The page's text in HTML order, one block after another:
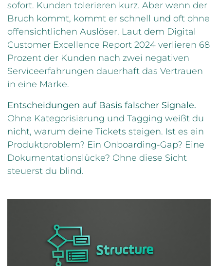
sofort. Kunden tolerieren kurz. Aber wenn der
Bruch kommt, kommt er schnell und oft ohne
offensichtlichen Auslöser. Laut dem Digital
Customer Excellence Report 2024 verlieren 68
Prozent der Kunden nach zwei negativen
Serviceerfahrungen dauerhaft das Vertrauen
in eine Marke.
Entscheidungen auf Basis falscher Signale.
Ohne Kategorisierung und Tagging weißt du
nicht, warum deine Tickets steigen. Ist es ein
Produktproblem? Ein Onboarding-Gap? Eine
Dokumentationslücke? Ohne diese Sicht
steuerst du blind.